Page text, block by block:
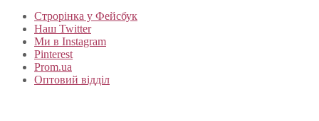
Строрінка у Фейсбук
Наш Twitter
Ми в Instagram
Pinterest
Prom.ua
Оптовий відділ